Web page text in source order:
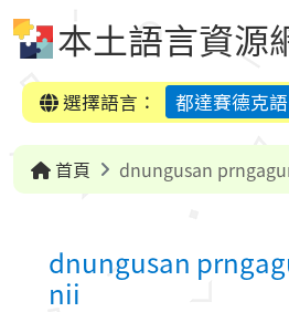
本土語言資源
選擇語言：
都達賽德克語
首頁 dnungusan
dnungusan
nii